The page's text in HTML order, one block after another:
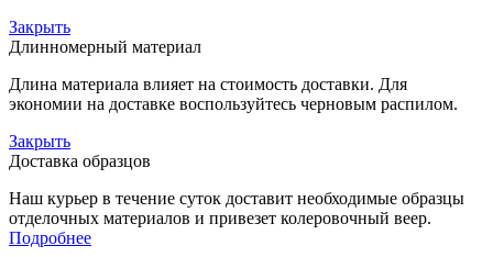
Закрыть
Длинномерный материал
Длина материала влияет на стоимость доставки. Для
экономии на доставке воспользуйтесь черновым распилом.
Закрыть
Доставка образцов
Наш курьер в течение суток доставит необходимые образцы
отделочных материалов и привезет колеровочный веер.
Подробнее